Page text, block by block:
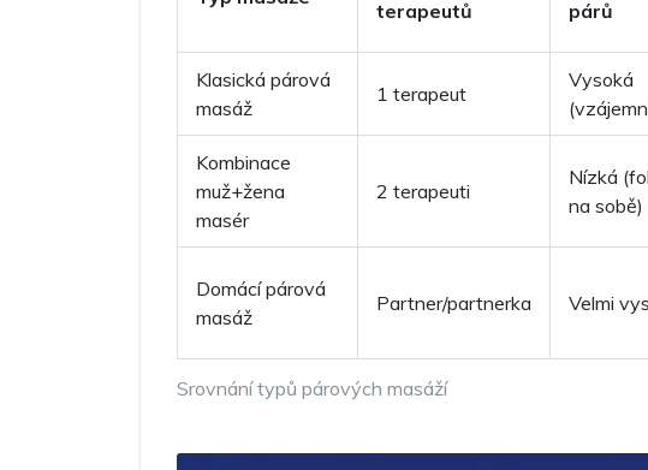
Srovnání typů párových masáží
terapeutů
párů
Klasická párová
masáž
1 terapeut
Vysoká
Kombinace
muž+žena
masér
2 terapeuti
Nízká
na sobě)
Domácí párová
masáž
Partner/partnerka Velmi